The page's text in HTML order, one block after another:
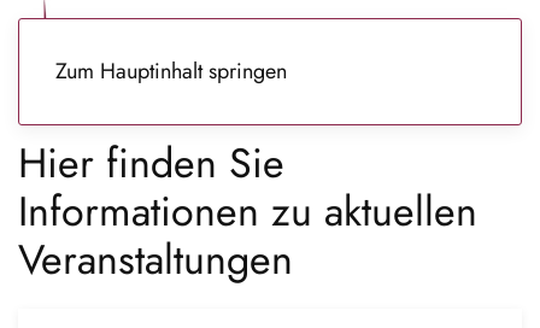
Zum Hauptinhalt springen
Hier finden Sie
Informationen zu aktuellen
Veranstaltungen